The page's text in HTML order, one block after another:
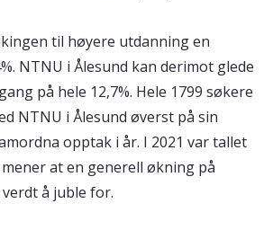
til høyere utdanning en
NTNU i Ålesund kan derimot glede
på hele 12,7%. Hele 1799 søkere
NTNU i Ålesund øverst på sin
opptak i år. I 2021 var tallet
at en generell økning på
å juble for.